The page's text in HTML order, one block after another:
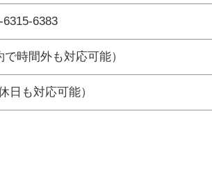
6383
時間外も対応可能）
日も対応可能）